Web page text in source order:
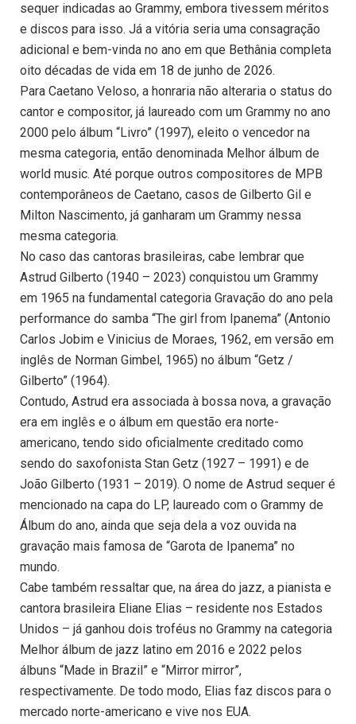
sequer indicadas ao Grammy, embora tivessem méritos
e discos para isso. Já a vitória seria uma consagração
adicional e bem-vinda no ano em que Bethânia completa
oito décadas de vida em 18 de junho de 2026.
Para Caetano Veloso, a honraria não alteraria o status do
cantor e compositor, já laureado com um Grammy no ano
2000 pelo álbum “Livro” (1997), eleito o vencedor na
mesma categoria, então denominada Melhor álbum de
world music. Até porque outros compositores de MPB
contemporâneos de Caetano, casos de Gilberto Gil e
Milton Nascimento, já ganharam um Grammy nessa
mesma categoria.
No caso das cantoras brasileiras, cabe lembrar que
Astrud Gilberto (1940 – 2023) conquistou um Grammy
em 1965 na fundamental categoria Gravação do ano pela
performance do samba “The girl from Ipanema” (Antonio
Carlos Jobim e Vinicius de Moraes, 1962, em versão em
inglês de Norman Gimbel, 1965) no álbum “Getz /
Gilberto” (1964).
Contudo, Astrud era associada à bossa nova, a gravação
era em inglês e o álbum em questão era norte-
americano, tendo sido oficialmente creditado como
sendo do saxofonista Stan Getz (1927 – 1991) e de
João Gilberto (1931 – 2019). O nome de Astrud sequer é
mencionado na capa do LP, laureado com o Grammy de
Álbum do ano, ainda que seja dela a voz ouvida na
gravação mais famosa de “Garota de Ipanema” no
mundo.
Cabe também ressaltar que, na área do jazz, a pianista e
cantora brasileira Eliane Elias – residente nos Estados
Unidos – já ganhou dois troféus no Grammy na categoria
Melhor álbum de jazz latino em 2016 e 2022 pelos
álbuns “Made in Brazil” e “Mirror mirror”,
respectivamente. De todo modo, Elias faz discos para o
mercado norte-americano e vive nos EUA.